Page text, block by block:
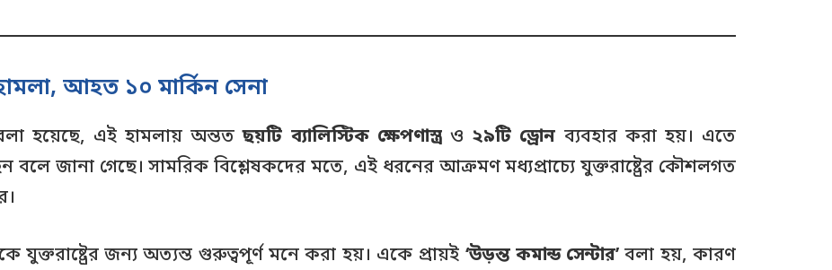
হামলা, আহত ১০ মার্কিন সেনা
বলা হয়েছে, এই হামলায় অন্ততছয়টি ব্যালিস্টিক ক্ষেপণাস্ত্রও ২৯টি ড্রোন ব্যবহার করা হয়। এতে
বলে জানা গেছে। সামরিক বিশ্লেষকদের মতে, এই ধরনের আক্রমণ মধ্যপ্রাচ্যে যুক্তরাষ্ট্রের কৌশলগত
যুক্তরাষ্ট্রের জন্য অত্যন্ত গুরুত্বপূর্ণ মনে করা হয়। একে প্রায়ই ‘উড়ন্ত কমান্ড সেন্টার’ বলা হয়, কারণ